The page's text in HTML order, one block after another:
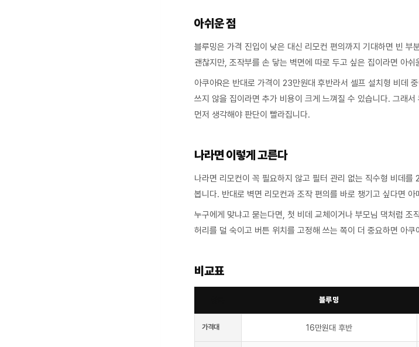
아쉬운 점
블루밍은 가격 진입이 낮은 대신 리모컨 편의까지 기대하면 빈 부
괜찮지만, 조작부를 손 닿는 벽면에 따로 두고 싶은 집이라면 아쉬
아쿠아R은 반대로 가격이 23만원대 후반라서 셀프 설치형 비데
쓰지 않을 집이라면 추가 비용이 크게 느껴질 수 있습니다. 그래서
먼저 생각해야 판단이 빨라집니다.
나라면 이렇게 고른다
나라면 리모컨이 꼭 필요하지 않고 필터 관리 없는 직수형 비데를
봅니다. 반대로 벽면 리모컨과 조작 편의를 바로 챙기고 싶다면
누구에게 맞냐고 묻는다면, 첫 비데 교체이거나 부모님 댁처럼 조
허리를 덜 숙이고 버튼 위치를 고정해 쓰는 쪽이 더 중요하면 아쿠
비교표
블루밍
가격대 16만원대 후반